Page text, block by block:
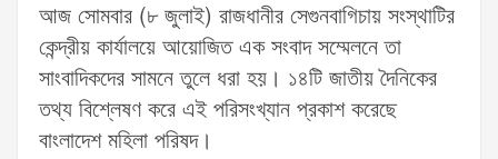
আজ সোমবার (৮ জুলাই) রাজধানীর সেগুনবাগিচায় সংস্থাটির
কেন্দ্রীয় কার্যালয়ে আয়োজিত এক সংবাদ সম্মেলনে তা
সাংবাদিকদের সামনে তুলে ধরা হয়। ১৪টি জাতীয় দৈনিকের
তথ্য বিশ্লেষণ করে এই পরিসংখ্যান প্রকাশ করেছে
বাংলাদেশ মহিলা পরিষদ।